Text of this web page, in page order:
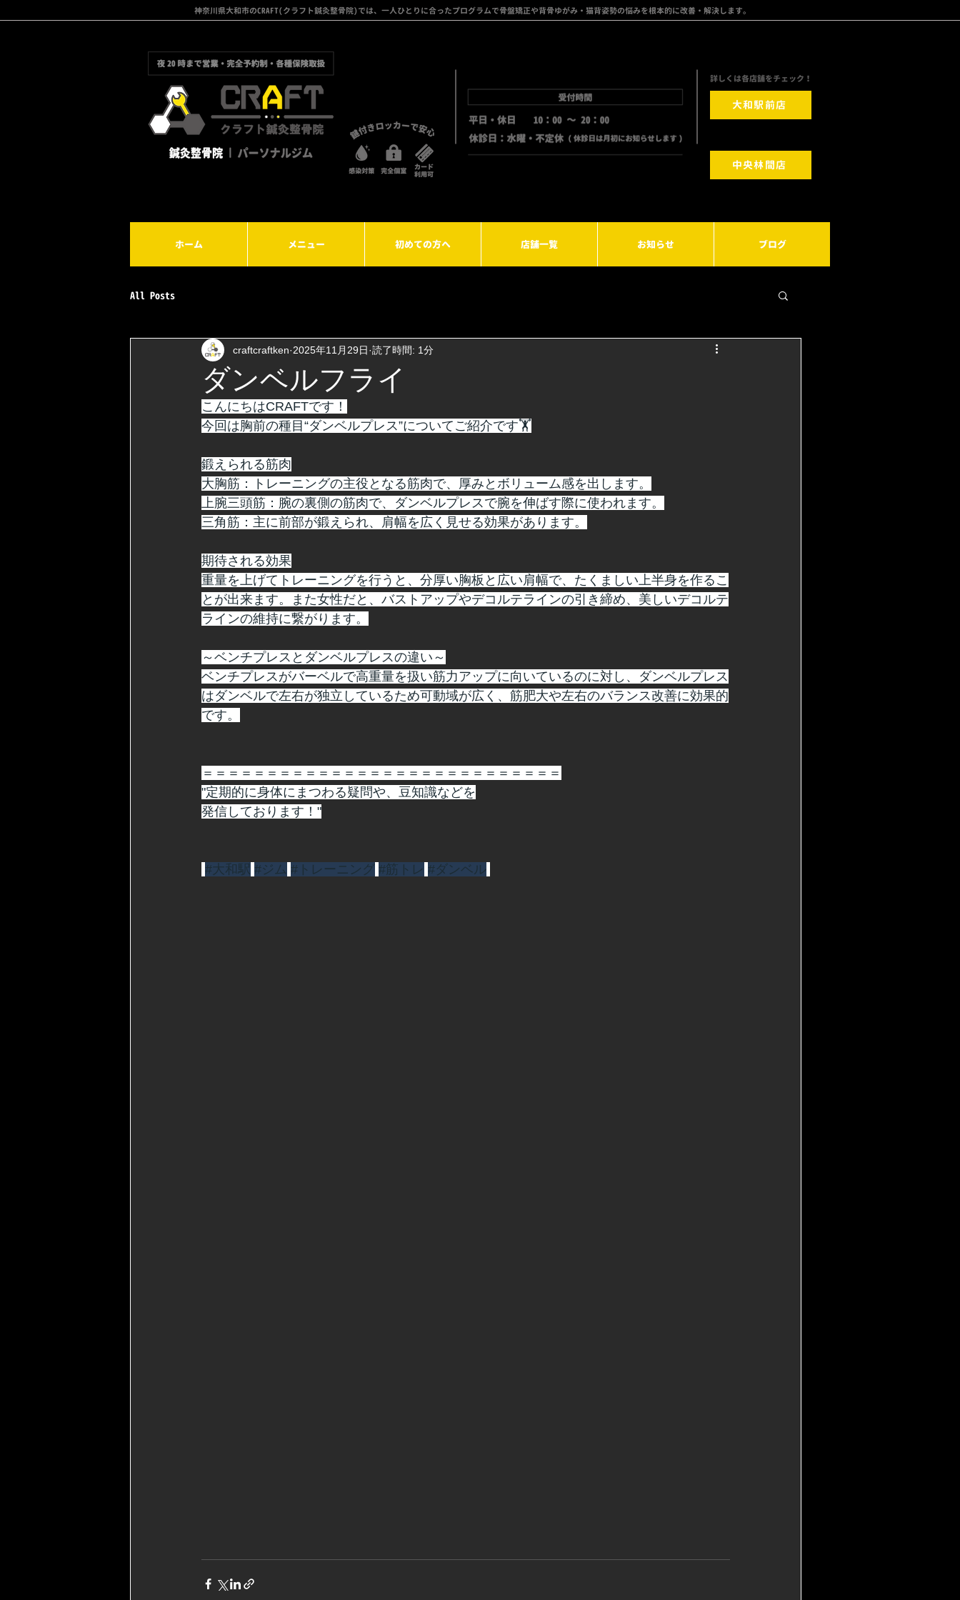
神奈川県大和市のCRAFT(クラフト鍼灸整骨院)では、一人ひとりに合ったプログラムで骨盤矯正や背骨ゆがみ・猫背姿勢の悩みを根本的に改善・解決します。
​詳しくは各店舗をチェック！
大和駅前店
中央林間店
ホーム メニュー 初めての方へ 店舗一覧 お知らせ ブログ
All Posts
ダンベルフライ
craftcraftken 2025年11月29日 読了時間: 1分
こんにちはCRAFTです！
今回は胸前の種目“ダンベルプレス”についてご紹介です🏋
鍛えられる筋肉
大胸筋：トレーニングの主役となる筋肉で、厚みとボリューム感を出します。
上腕三頭筋：腕の裏側の筋肉で、ダンベルプレスで腕を伸ばす際に使われます。
三角筋：主に前部が鍛えられ、肩幅を広く見せる効果があります。
期待される効果
重量を上げてトレーニングを行うと、分厚い胸板と広い肩幅で、たくましい上半身を作るこ
とが出来ます。また女性だと、バストアップやデコルテラインの引き締め、美しいデコルテ
ラインの維持に繋がります﻿。
～ベンチプレスとダンベルプレスの違い～
ベンチプレスがバーベルで高重量を扱い筋力アップに向いているのに対し、ダンベルプレス
はダンベルで左右が独立しているため可動域が広く、筋肥大や左右のバランス改善に効果的
です。
＝＝＝＝＝＝＝＝＝＝＝＝＝＝＝＝＝＝＝＝＝＝＝＝＝＝＝＝
"定期的に身体にまつわる疑問や、豆知識などを
発信しております！"
#大和駅 #ジム #トレーニング #筋トレ #ダンベル